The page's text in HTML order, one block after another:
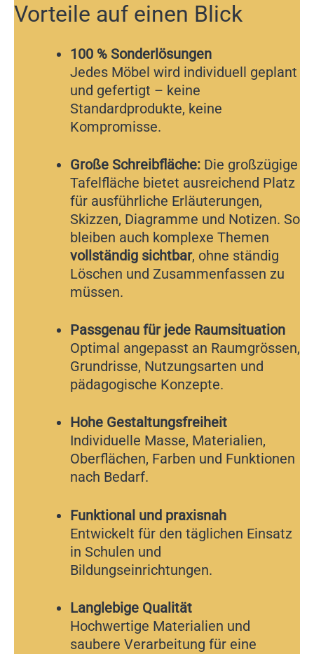
Vorteile auf einen Blick
100 % Sonderlösungen
Jedes Möbel wird individuell geplant
und gefertigt – keine
Standardprodukte, keine
Kompromisse.
Große Schreibfläche: Die großzügige
Tafelfläche bietet ausreichend Platz
für ausführliche Erläuterungen,
Skizzen, Diagramme und Notizen. So
bleiben auch komplexe Themen
vollständig sichtbar, ohne ständig
Löschen und Zusammenfassen zu
müssen.
Passgenau für jede Raumsituation
Optimal angepasst an Raumgrössen,
Grundrisse, Nutzungsarten und
pädagogische Konzepte.
Hohe Gestaltungsfreiheit
Individuelle Masse, Materialien,
Oberflächen, Farben und Funktionen
nach Bedarf.
Funktional und praxisnah
Entwickelt für den täglichen Einsatz
in Schulen und
Bildungseinrichtungen.
Langlebige Qualität
Hochwertige Materialien und
saubere Verarbeitung für eine